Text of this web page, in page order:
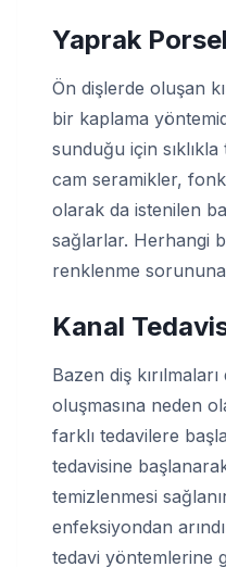
Yaprak
Ön dişlerde oluşan
bir kaplama
sunduğu için
cam seramikler,
olarak da istenilen
sağlarlar. Herhangi
renklenme
Kanal
Bazen diş
oluşmasına neden
farklı tedavilere
tedavisine
temizlenmesi
enfeksiyondan
tedavi yöntemlerine